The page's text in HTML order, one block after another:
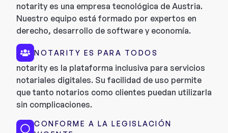
notarity es una empresa tecnológica de Austria.
Nuestro equipo está formado por expertos en
derecho, desarrollo de software y economía.
NOTARITY ES PARA TODOS
notarity es la plataforma inclusiva para servicios
notariales digitales. Su facilidad de uso permite
que tanto notarios como clientes puedan utilizarla
sin complicaciones.
CONFORME A LA LEGISLACIÓN